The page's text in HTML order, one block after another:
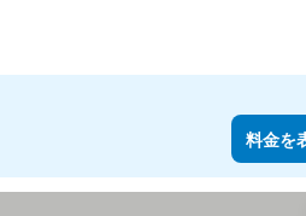
料金を